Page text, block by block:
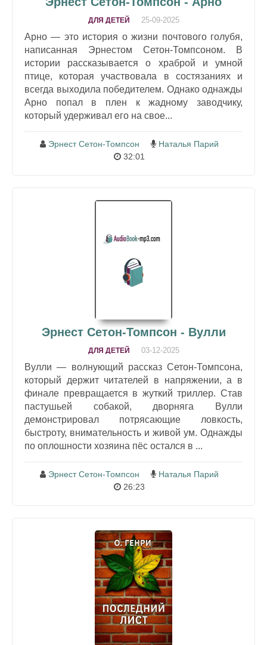
ДЛЯ ДЕТЕЙ 25-09-2025
Арно — это история о жизни почтового голубя,
написанная Эрнестом Сетон-Томпсоном. В
истории рассказывается о храброй и умной
птице, которая участвовала в состязаниях и
всегда выходила победителем. Однако однажды
Арно попал в плен к жадному заводчику,
который удерживал его на свое...
Эрнест Сетон-Томпсон
Наталья Парий
32:01
Эрнест Сетон-Томпсон - Вулли
ДЛЯ ДЕТЕЙ 03-12-2025
Вулли — волнующий рассказ Сетон-Томпсона,
который держит читателей в напряжении, а в
финале превращается в жуткий триллер. Став
пастушьей собакой, дворняга Вулли
демонстрировал потрясающие ловкость,
быстроту, внимательность и живой ум. Однажды
по оплошности хозяина пёс остался в ...
Эрнест Сетон-Томпсон
Наталья Парий
26:23